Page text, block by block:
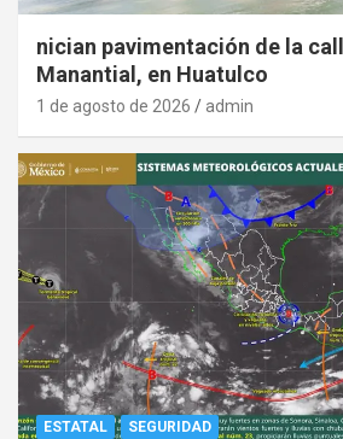
nician pavimentación de la
Manantial, en Huatulco
1 de agosto de 2026 admin
ESTATAL SEGURIDAD